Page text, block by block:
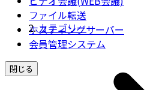
ファイル転送
ホスティングサーバー
会員管理システム
閉じる
カテゴリー